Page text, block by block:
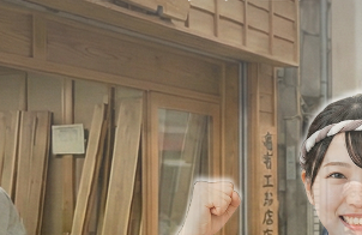
実は あたいは亀有の工務店の